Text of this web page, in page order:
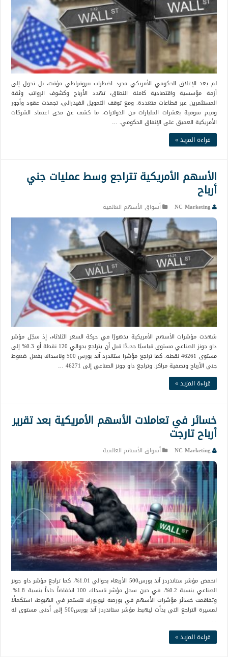
لم يعد الإغلاق الحكومي الأمريكي مجرد اضطراب بيروقراطي مؤقت، بل تحول إلى
أزمة مؤسسية واقتصادية كاملة النطاق، تهدد الأرباح وكشوف الرواتب وثقة
المستثمرين عبر قطاعات متعددة. ومع توقف التمويل الفيدرالي، تجمدت عقود وأجور
وقيم سوقية بعشرات المليارات من الدولارات، ما كشف عن مدى اعتماد الشركات
الأمريكية العميق على الإنفاق الحكومي. …
قراءة المزيد »
الأسهم الأمريكية تتراجع وسط عمليات جني
أرباح
NC Marketing أسواق الأسهم العالمية
شهدت مؤشرات الأسهم الأمريكية تدهورًا في حركة السعر الثلاثاء، إذ سجّل مؤشر
داو جونز الصناعي مستوى قياسيًا جديدًا قبل أن يتراجع بحوالي 120 نقطة أو 0.3% إلى
مستوى 46261 نقطة. كما تراجع مؤشرا ستاندرد آند بورس 500 وناسداك بفعل ضغوط
جني الأرباح وتصفية مراكز. وتراجع داو جونز الصناعي إلى 46271 …
قراءة المزيد »
خسائر في تعاملات الأسهم الأمريكية بعد تقرير
أرباح تارجت
NC Marketing أسواق الأسهم العالمية
انخفض مؤشر ستاندردز آند بورس500 الأربعاء بحوالي 1.01%، كما تراجع مؤشر داو جونز
الصناعي بنسبة 0.2%، في حين سجل مؤشر ناسداك 100 انخفاضاً حاداً بنسبة 1.8%.
وتفاقمت خسائر مؤشرات الأسهم في بورصة نيويورك لتستمر في الهبوط، استكمالًا
لمسيرة التراجع التي بدأت ليهبط مؤشر ستاندردز آند بورس500 إلى أدنى مستوى له
…
قراءة المزيد »